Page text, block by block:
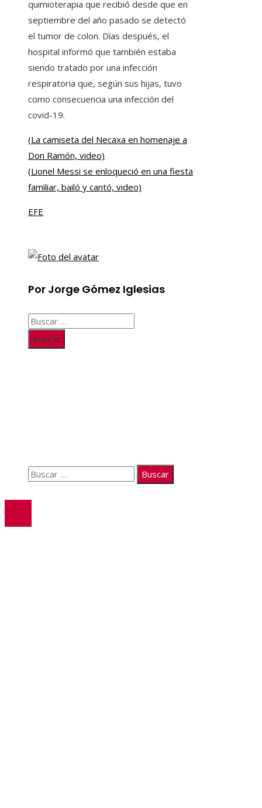
quimioterapia que recibió desde que en
septiembre del año pasado se detectó
el tumor de colon. Días después, el
hospital informó que también estaba
siendo tratado por una infección
respiratoria que, según sus hijas, tuvo
como consecuencia una infección del
covid-19.
(La camiseta del Necaxa en homenaje a
Don Ramón, video)
(Lionel Messi se enloqueció en una fiesta
familiar, bailó y cantó, video)
EFE
Por Jorge Gómez Iglesias
Buscar:
Buscar: